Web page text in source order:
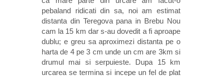
pebaland ridicati din sa, noi am estimat
distanta din Teregova pana in Brebu Nou
cam la 15 km dar s-au dovedit a fi aproape
dublu; e greu sa aproximezi distanta pe o
harta de 4 pe 3 cm unde un cm are 3km si
drumul mai si serpuieste. Dupa 15 km
urcarea se termina si incepe un fel de plat